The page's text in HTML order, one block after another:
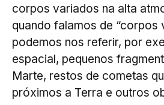
corpos variados na alta
quando falamos de “corpos
podemos nos referir, por
espacial, pequenos
Marte, restos de cometas
próximos a Terra e outros